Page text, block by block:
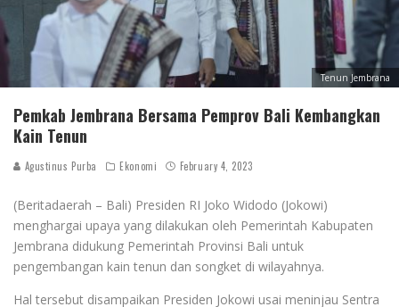
Tenun Jembrana
Pemkab Jembrana Bersama Pemprov Bali Kembangkan
Kain Tenun
Agustinus Purba Ekonomi February 4, 2023
(Beritadaerah – Bali) Presiden RI Joko Widodo (Jokowi)
menghargai upaya yang dilakukan oleh Pemerintah Kabupaten
Jembrana didukung Pemerintah Provinsi Bali untuk
pengembangan kain tenun dan songket di wilayahnya.
Hal tersebut disampaikan Presiden Jokowi usai meninjau Sentra